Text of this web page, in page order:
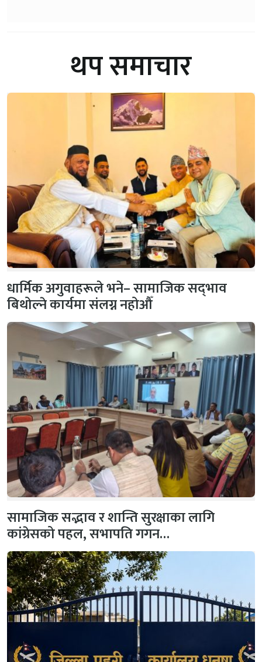
थप समाचार
धार्मिक अगुवाहरूले भने– सामाजिक सद्‌भाव
बिथोल्ने कार्यमा संलग्न नहोऔँ
सामाजिक सद्भाव र शान्ति सुरक्षाका लागि
कांग्रेसको पहल, सभापति गगन…